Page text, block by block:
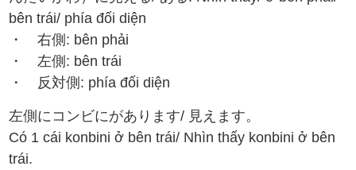
bên trái/ phía đối diện
・ 右側: bên phải
・ 左側: bên trái
・ 反対側: phía đối diện
左側にコンビにがあります/ 見えます。
Có 1 cái konbini ở bên trái/ Nhìn thấy konbini ở bên
trái.